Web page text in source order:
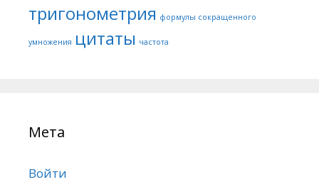
тригонометрия формулы сокращенного
умножения цитаты частота
Мета
Войти